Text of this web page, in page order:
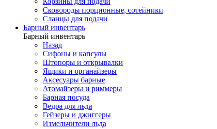
Сковороды порционные, сотейники
Сланцы для подачи
Барный инвентарь
Барный инвентарь
Назад
Сифоны и капсулы
Штопоры и открывалки
Ящики и органайзеры
Аксесуары барные
Атомайзеры и риммеры
Барная посуда
Ведра для льда
Гейзеры и джиггеры
Измельчители льда